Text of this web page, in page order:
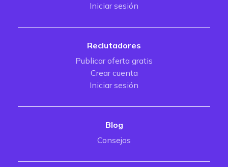
Iniciar sesión
Reclutadores
Publicar oferta gratis
Crear cuenta
Iniciar sesión
Blog
Consejos